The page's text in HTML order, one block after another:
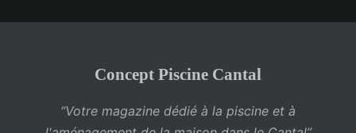
Concept Piscine Cantal
“Votre magazine dédié à la piscine et à